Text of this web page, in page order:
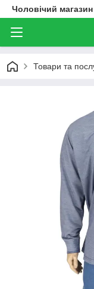
Чоловічий
Товари та